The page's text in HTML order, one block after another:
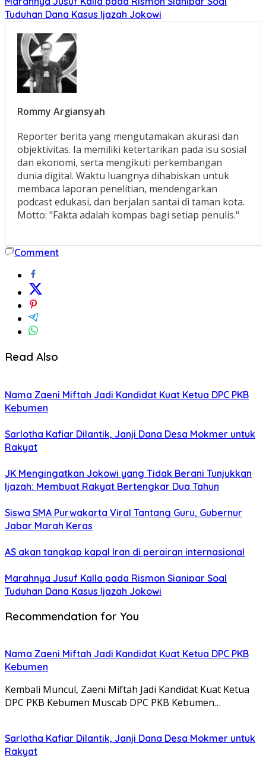
Tuduhan Dana Kasus Ijazah Jokowi
Rommy Argiansyah
Reporter berita yang mengutamakan akurasi dan
objektivitas. Ia memiliki ketertarikan pada isu sosial
dan ekonomi, serta mengikuti perkembangan
dunia digital. Waktu luangnya dihabiskan untuk
membaca laporan penelitian, mendengarkan
podcast edukasi, dan berjalan santai di taman kota.
Motto: "Fakta adalah kompas bagi setiap penulis."
Comment
Read Also
Nama Zaeni Miftah Jadi Kandidat Kuat Ketua DPC PKB
Kebumen
Sarlotha Kafiar Dilantik, Janji Dana Desa Mokmer untuk
Rakyat
JK Mengingatkan Jokowi yang Tidak Berani Tunjukkan
Ijazah: Membuat Rakyat Bertengkar Dua Tahun
Siswa SMA Purwakarta Viral Tantang Guru, Gubernur
Jabar Marah Keras
AS akan tangkap kapal Iran di perairan internasional
Marahnya Jusuf Kalla pada Rismon Sianipar Soal
Tuduhan Dana Kasus Ijazah Jokowi
Recommendation for You
Nama Zaeni Miftah Jadi Kandidat Kuat Ketua DPC PKB
Kebumen
Kembali Muncul, Zaeni Miftah Jadi Kandidat Kuat Ketua
DPC PKB Kebumen Muscab DPC PKB Kebumen…
Sarlotha Kafiar Dilantik, Janji Dana Desa Mokmer untuk
Rakyat